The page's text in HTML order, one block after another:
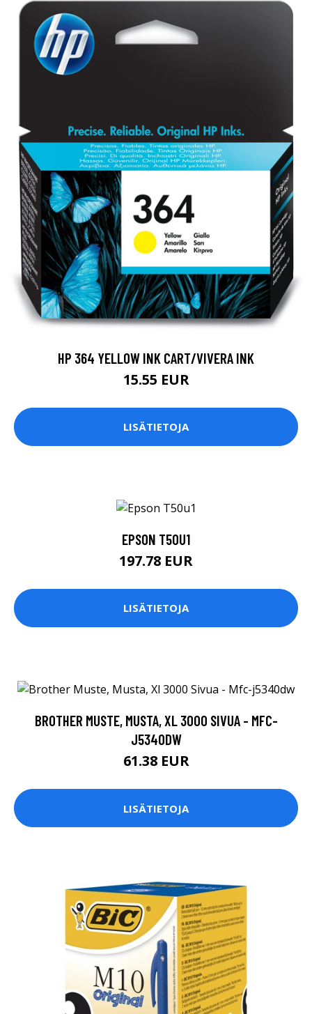
HP 364 YELLOW INK CART/VIVERA INK
15.55 EUR
LISÄTIETOJA
EPSON T50U1
197.78 EUR
LISÄTIETOJA
BROTHER MUSTE, MUSTA, XL 3000 SIVUA - MFC-
J5340DW
61.38 EUR
LISÄTIETOJA